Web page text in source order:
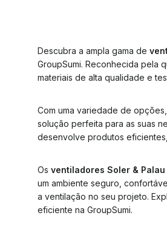
Descubra a ampla gama de
GroupSumi. Reconhecida pela
materiais de alta qualidade e
Com uma variedade de
solução perfeita para as suas
desenvolve produtos
Os ventiladores Soler & Palau
um ambiente seguro,
a ventilação no seu projeto.
eficiente na GroupSumi.